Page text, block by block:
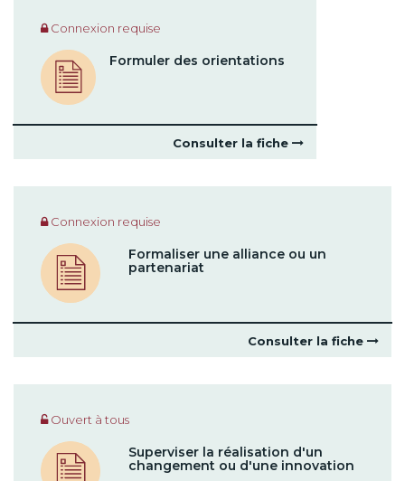
Connexion requise
Formuler des orientations
Consulter la fiche
Connexion requise
Formaliser une alliance ou un
partenariat
Consulter la fiche
Ouvert à tous
Superviser la réalisation d'un
changement ou d'une innovation